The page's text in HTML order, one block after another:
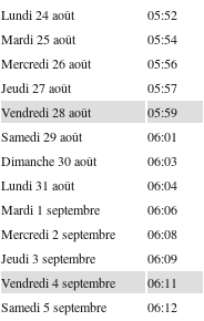
Lundi 24 août 05:52
Mardi 25 août 05:54
Mercredi 26 août 05:56
Jeudi 27 août 05:57
Vendredi 28 août 05:59
Samedi 29 août 06:01
Dimanche 30 août 06:03
Lundi 31 août 06:04
Mardi 1 septembre 06:06
Mercredi 2 septembre 06:08
Jeudi 3 septembre 06:09
Vendredi 4 septembre 06:11
Samedi 5 septembre 06:12